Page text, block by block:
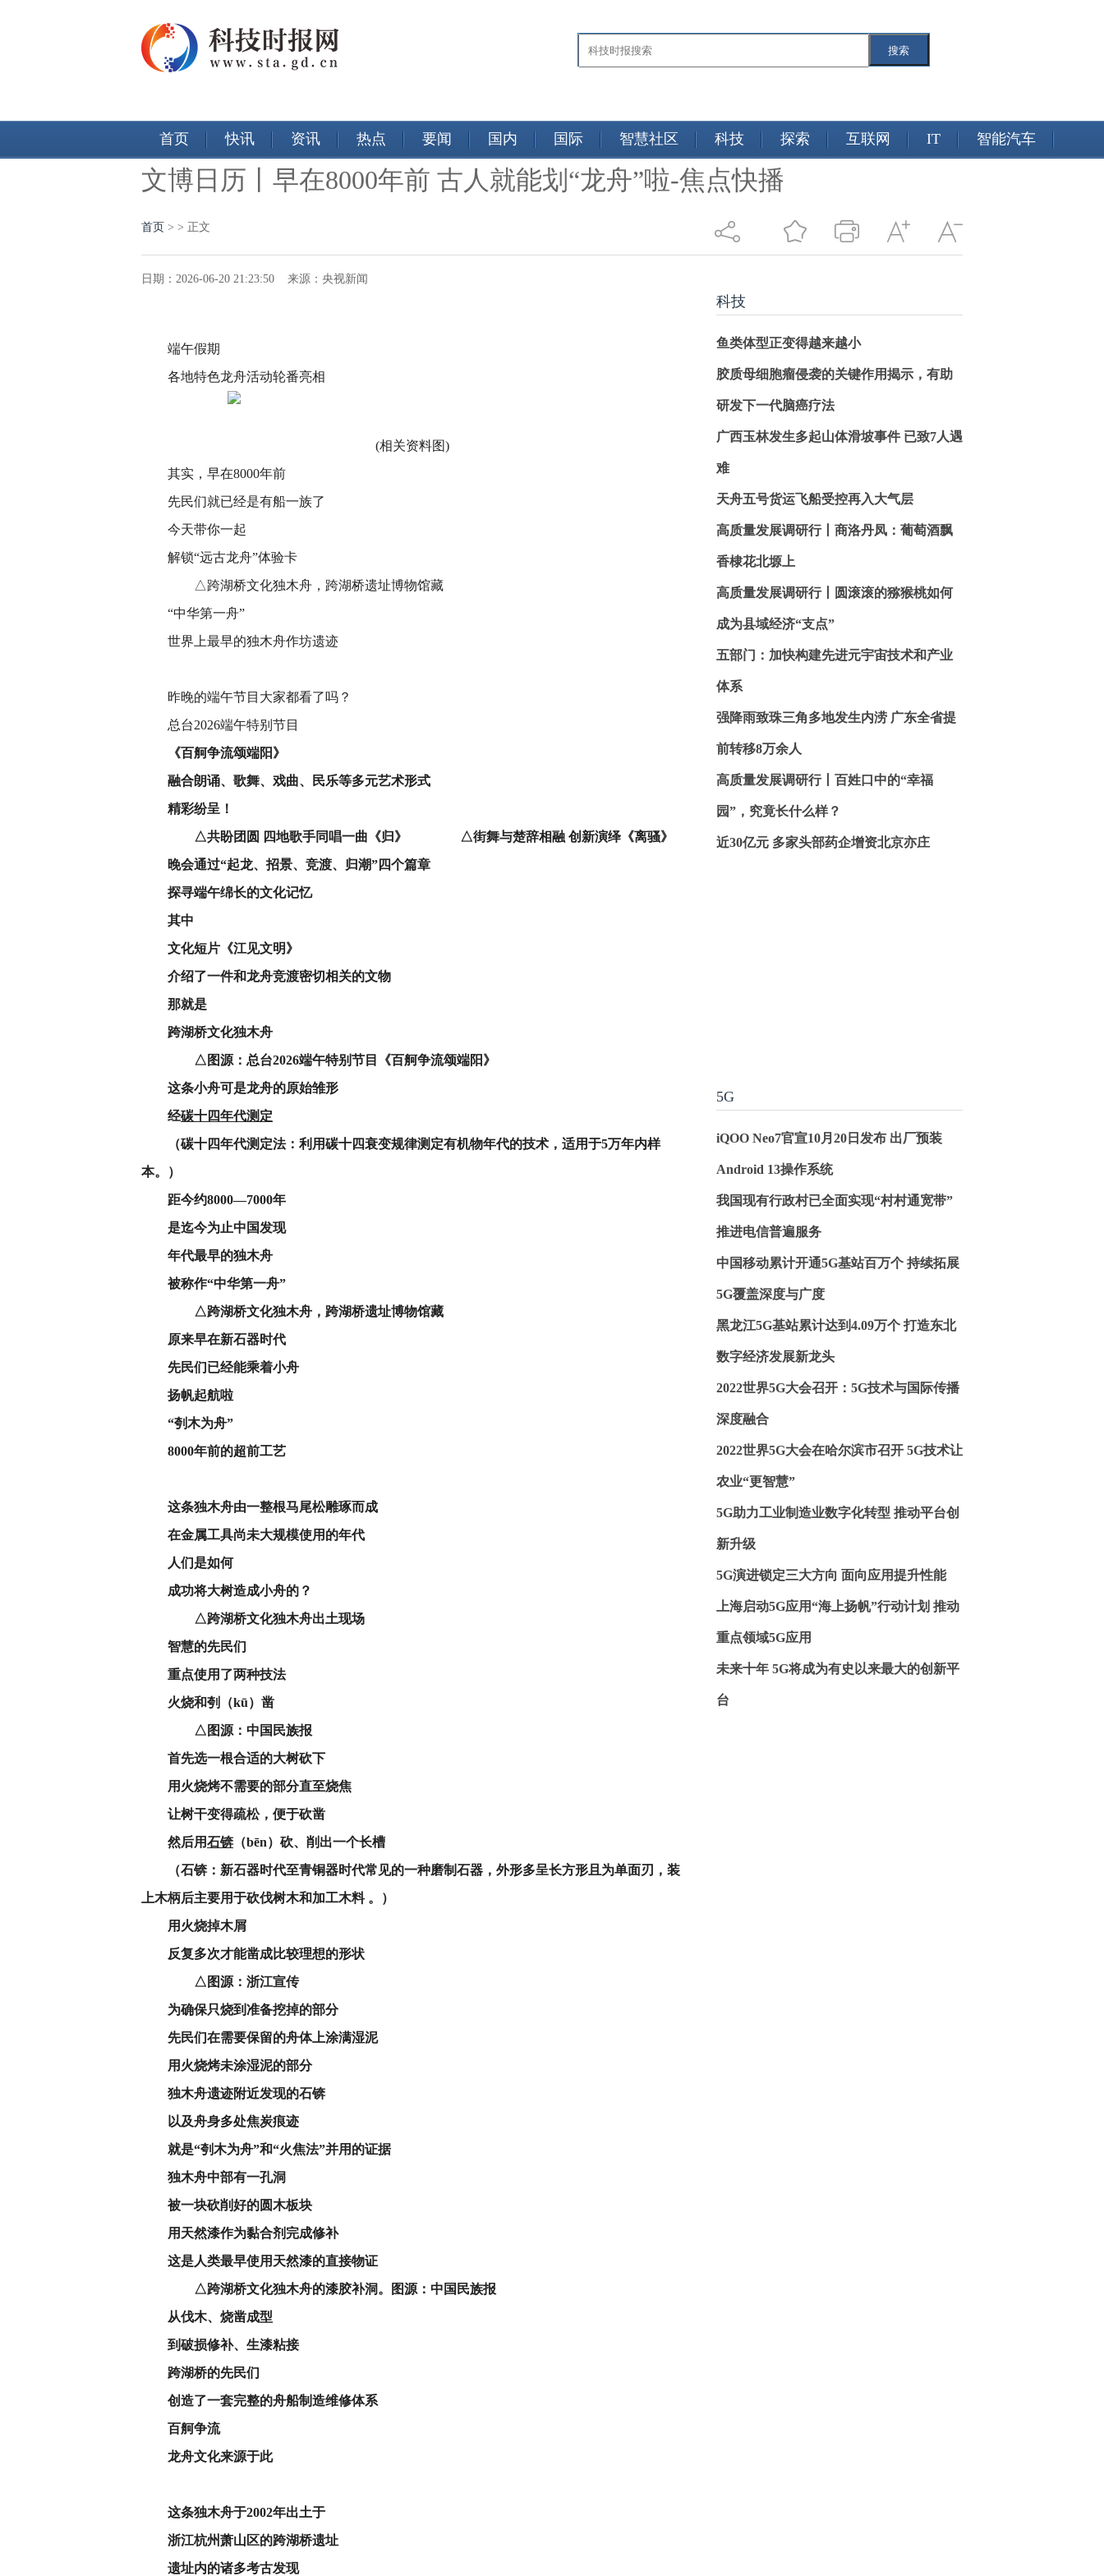
搜索
首页 快讯 资讯 热点 要闻 国内 国际 智慧社区 科技 探索 互联网 IT 智能汽车
文博日历丨早在8000年前 古人就能划“龙舟”啦-焦点快播
首页 > > 正文
日期：2026-06-20 21:23:50 来源：央视新闻
端午假期
各地特色龙舟活动轮番亮相
(相关资料图)
其实，早在8000年前
先民们就已经是有船一族了
今天带你一起
解锁“远古龙舟”体验卡
△跨湖桥文化独木舟，跨湖桥遗址博物馆藏
“中华第一舟”
世界上最早的独木舟作坊遗迹
昨晚的端午节目大家都看了吗？
总台2026端午特别节目
《百舸争流颂端阳》
融合朗诵、歌舞、戏曲、民乐等多元艺术形式
精彩纷呈！
△共盼团圆 四地歌手同唱一曲《归》 △街舞与楚辞相融 创新演绎《离骚》
晚会通过“起龙、招景、竞渡、归潮”四个篇章
探寻端午绵长的文化记忆
其中
文化短片 《江见文明》
介绍了一件和龙舟竞渡密切相关的文物
那就是
跨湖桥文化独木舟
△图源：总台2026端午特别节目《百舸争流颂端阳》
这条小舟可是龙舟的原始雏形
经碳十四年代测定
（碳十四年代测定法：利用碳十四衰变规律测定有机物年代的技术，适用于5万年内样
本‌。‌‌）
距今约8000—7000年
是迄今为止中国发现
年代最早的独木舟
被称作“中华第一舟”
△跨湖桥文化独木舟，跨湖桥遗址博物馆藏
原来早在新石器时代
先民们已经能乘着小舟
扬帆起航啦
“刳木为舟”
8000年前的超前工艺
这条独木舟由一整根马尾松雕琢而成
在金属工具尚未大规模使用的年代
人们是如何
成功将大树造成小舟的？
△跨湖桥文化独木舟出土现场
智慧的先民们
重点使用了两种技法
火烧和刳（kū）凿
△图源：中国民族报
首先选一根合适的大树砍下
用火烧烤不需要的部分直至烧焦
让树干变得疏松，便于砍凿
然后用石锛 （bēn‌）砍、削出一个长槽
（石锛：新石器时代至青铜器时代常见的一种‌磨制石器‌，外形多呈长方形且为‌单面刃‌，装
上木柄后主要用于砍伐树木和加工木料 。‌‌）
用火烧掉木屑
反复多次才能凿成比较理想的形状
△图源：浙江宣传
为确保只烧到准备挖掉的部分
先民们在需要保留的舟体上涂满湿泥
用火烧烤未涂湿泥的部分
独木舟遗迹附近发现的石锛
以及舟身多处焦炭痕迹
就是“刳木为舟”和“火焦法”并用的证据
独木舟中部有一孔洞
被一块砍削好的圆木板块
用天然漆作为黏合剂完成修补
这是人类最早使用天然漆的直接物证
△跨湖桥文化独木舟的漆胶补洞。图源：中国民族报
从伐木、烧凿成型
到破损修补、生漆粘接
跨湖桥的先民们
创造了一套完整的舟船制造维修体系
百舸争流
龙舟文化来源于此
这条独木舟于2002年出土于
浙江杭州萧山区的跨湖桥遗址
遗址内的诸多考古发现
科技
鱼类体型正变得越来越小
胶质母细胞瘤侵袭的关键作用揭示，有助
研发下一代脑癌疗法
广西玉林发生多起山体滑坡事件 已致7人遇
难
天舟五号货运飞船受控再入大气层
高质量发展调研行丨商洛丹凤：葡萄酒飘
香棣花北塬上
高质量发展调研行丨圆滚滚的猕猴桃如何
成为县域经济“支点”
五部门：加快构建先进元宇宙技术和产业
体系
强降雨致珠三角多地发生内涝 广东全省提
前转移8万余人
高质量发展调研行丨百姓口中的“幸福
园”，究竟长什么样？
近30亿元 多家头部药企增资北京亦庄
5G
iQOO Neo7官宣10月20日发布 出厂预装
Android 13操作系统
我国现有行政村已全面实现“村村通宽带”
推进电信普遍服务
中国移动累计开通5G基站百万个 持续拓展
5G覆盖深度与广度
黑龙江5G基站累计达到4.09万个 打造东北
数字经济发展新龙头
2022世界5G大会召开：5G技术与国际传播
深度融合
2022世界5G大会在哈尔滨市召开 5G技术让
农业“更智慧”
5G助力工业制造业数字化转型 推动平台创
新升级
5G演进锁定三大方向 面向应用提升性能
上海启动5G应用“海上扬帆”行动计划 推动
重点领域5G应用
未来十年 5G将成为有史以来最大的创新平
台